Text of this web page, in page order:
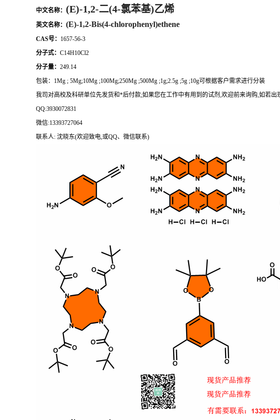
中文名称： (E)-1,2-二(4-氯苯基)乙烯
英文名称： (E)-1,2-Bis(4-chlorophenyl)ethene
CAS号： 1657-56-3
分子式： C14H10Cl2
分子量： 249.14
包装： 1Mg ; 5Mg;10Mg ;100Mg;250Mg ;500Mg ;1g;2.5g ;5g ;10g可根据客户需求进行分装
我司对高校及科研单位先发货和*后付款;如果您在工作中有用到的试剂,欢迎前来询购,如若出
QQ:3930072831
微信:13393727064
联系人: 沈晓东(欢迎致电,或QQ、微信联系)